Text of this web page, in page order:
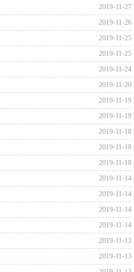
2019-11-27
2019-11-26
2019-11-25
2019-11-25
2019-11-24
2019-11-20
2019-11-19
2019-11-19
2019-11-18
2019-11-18
2019-11-18
2019-11-14
2019-11-14
2019-11-14
2019-11-14
2019-11-13
2019-11-13